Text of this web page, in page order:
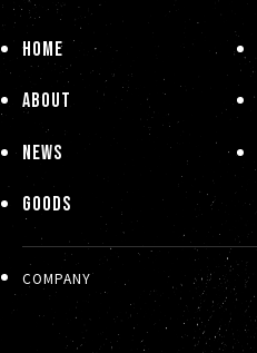
HOME
ABOUT
NEWS
GOODS
COMPANY